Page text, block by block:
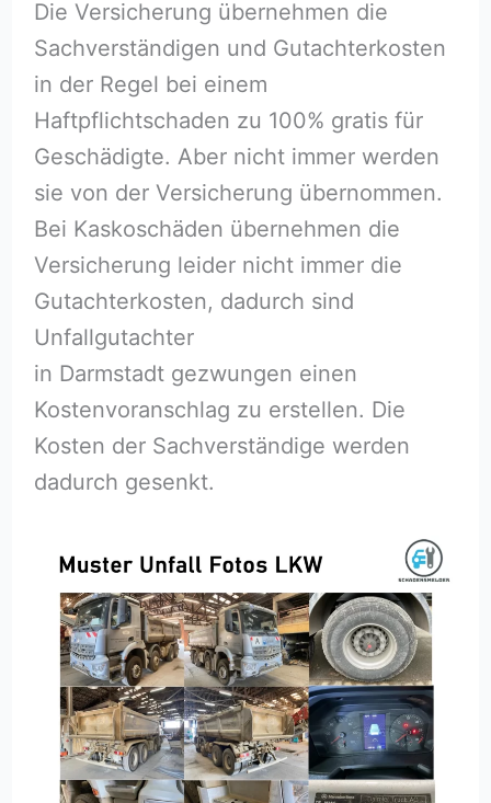
Die Versicherung übernehmen die
Sachverständigen und Gutachterkosten
in der Regel bei einem
Haftpflichtschaden zu 100% gratis für
Geschädigte. Aber nicht immer werden
sie von der Versicherung übernommen.
Bei Kaskoschäden übernehmen die
Versicherung leider nicht immer die
Gutachterkosten, dadurch sind
Unfallgutachter
in Darmstadt gezwungen einen
Kostenvoranschlag zu erstellen. Die
Kosten der Sachverständige werden
dadurch gesenkt.